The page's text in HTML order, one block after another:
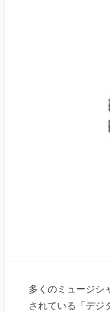
多くのミュージシ
されている「デジ